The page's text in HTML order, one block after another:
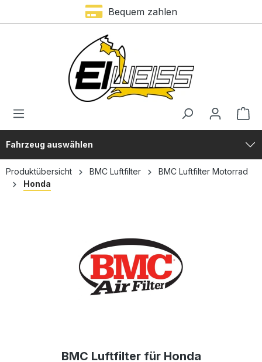
Bequem zahlen
Fahrzeug auswählen
Produktübersicht BMC Luftfilter
BMC Luftfilter Motorrad
Honda
BMC Luftfilter für Honda